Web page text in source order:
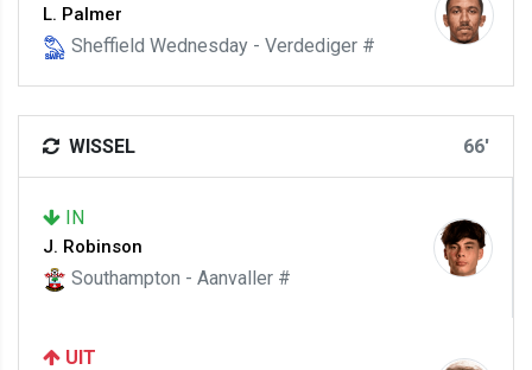
L. Palmer
Sheffield Wednesday - Verdediger #
WISSEL 66'
IN
J. Robinson
Southampton - Aanvaller #
UIT